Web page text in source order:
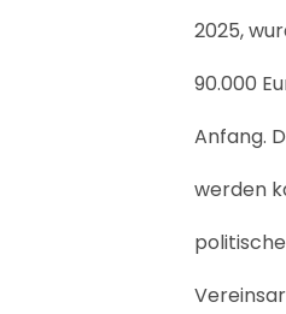
2025,
90.000
Anfang.
werden